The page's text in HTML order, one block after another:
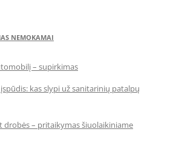
NEMOKAMAI
– supirkimas
kas slypi už sanitarinių patalpų
drobės – pritaikymas šiuolaikiniame